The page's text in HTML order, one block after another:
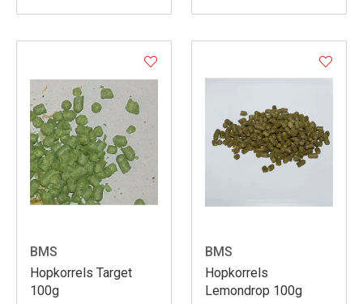
BMS
Hopkorrels Target
100g
BMS
Hopkorrels
Lemondrop 100g